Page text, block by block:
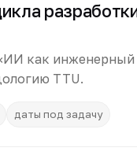
как инженерный
TTU.
даты под задачу